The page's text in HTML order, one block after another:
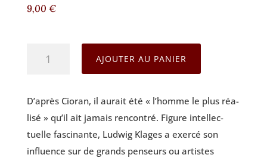
9,00 €
Klages
AJOUTER AU PANIER
D’après Cio­ran, il aurait été « l’homme le plus réa­
li­sé » qu’il ait jamais ren­con­tré. Figure intel­lec­
tuelle fas­ci­nante, Lud­wig Klages a exer­cé son
influence sur de grands pen­seurs ou artistes